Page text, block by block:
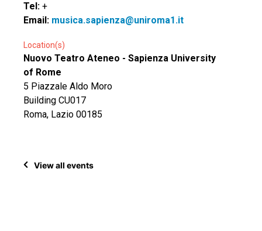
Tel: +
Email: musica.sapienza@uniroma1.it
Location(s)
Nuovo Teatro Ateneo - Sapienza University
of Rome
5 Piazzale Aldo Moro
Building CU017
Roma, Lazio 00185
View all events